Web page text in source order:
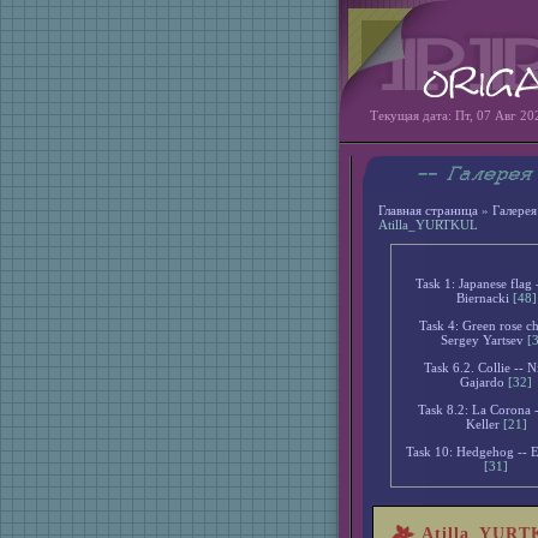
Текущая дата: Пт, 07 Авг
Главная страница » Галерея
Atilla_YURTKUL
Task 1: Japanese
Biernacki [48]
Task 4: Green rose
Sergey Yartsev
Task 6.2. Collie --
Gajardo [32]
Task 8.2: La Corona
Keller [21]
Task 10: Hedgehog --
[31]